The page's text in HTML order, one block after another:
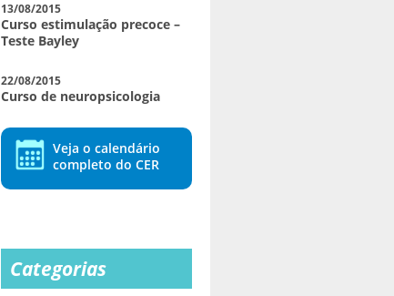
13/08/2015
Curso estimulação precoce –
Teste Bayley
22/08/2015
Curso de neuropsicologia
Veja o calendário
completo do CER
Categorias